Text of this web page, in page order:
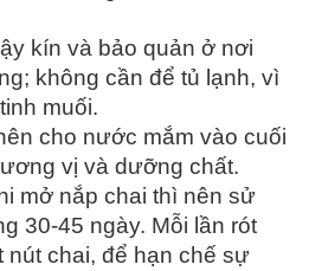
kín và bảo quản ở nơi
không cần để tủ lạnh, vì
muối.
cho nước mắm vào cuối
vị và dưỡng chất.
mở nắp chai thì nên sử
30-45 ngày. Mỗi lần rót
nút chai, để hạn chế sự